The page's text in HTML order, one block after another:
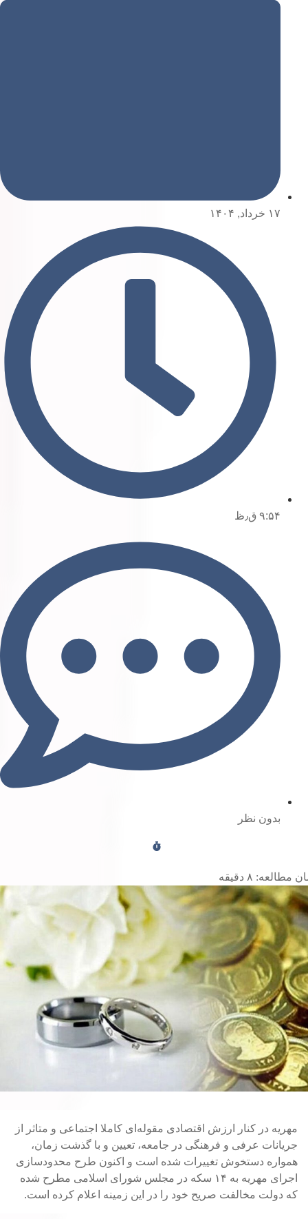
۱۷ خرداد, ۱۴۰۴
۹:۵۴ ق٫ظ
بدون نظر
مطالعه: ۸ دقیقه
مهریه در کنار ارزش اقتصادی مقوله‌ای کاملا اجتماعی و متاثر از
جریانات عرفی و فرهنگی در جامعه، تعیین و با گذشت زمان،
همواره دستخوش تغییرات شده است و اکنون طرح محدودسازی
اجرای مهریه به ۱۴ سکه در مجلس شورای اسلامی مطرح شده
که دولت مخالفت صریح خود را در این زمینه اعلام کرده است.